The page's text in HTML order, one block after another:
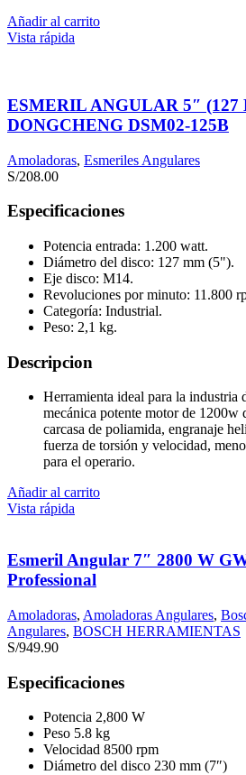
Añadir al carrito
Vista rápida
ESMERIL ANGULAR 5″ (127
DONGCHENG DSM02-125B
Amoladoras, Esmeriles Angulares
S/208.00
Especificaciones
Potencia entrada: 1.200 watt.
Diámetro del disco: 127 mm (5").
Eje disco: M14.
Revoluciones por minuto: 11.800
Categoría: Industrial.
Peso: 2,1 kg.
Descripcion
Herramienta ideal para la industria
mecánica potente motor de 1200w
carcasa de poliamida, engranaje
fuerza de torsión y velocidad,
para el operario.
Añadir al carrito
Vista rápida
Esmeril Angular 7″ 2800 W
Professional
Amoladoras, Amoladoras Angulares,
Angulares, BOSCH HERRAMIENTAS
S/949.90
Especificaciones
Potencia 2,800 W
Peso 5.8 kg
Velocidad 8500 rpm
Diámetro del disco 230 mm (7″)